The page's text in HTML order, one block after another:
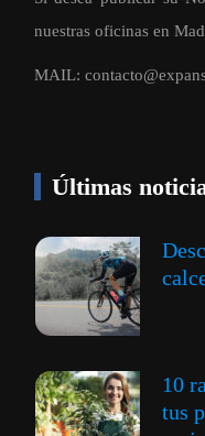
nuestras oficinas en
MAIL:
Últimas
10
tus